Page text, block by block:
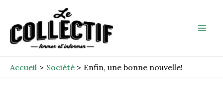
contenu
Accueil Société Enfin, une bonne nouvelle!
navigation